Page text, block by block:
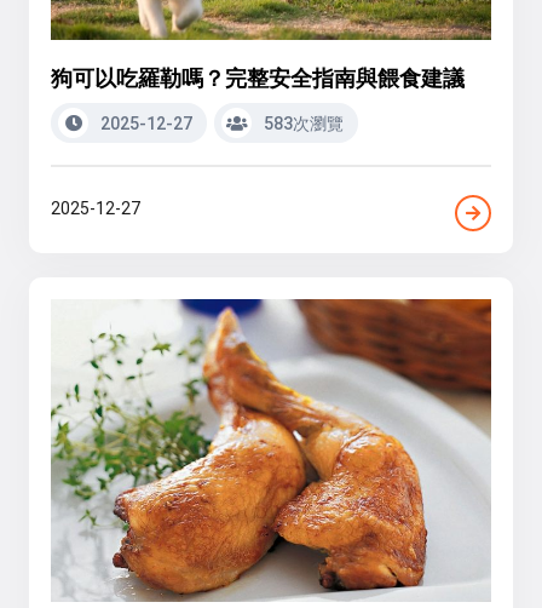
狗可以吃羅勒嗎？完整安全指南與餵食建議
2025-12-27 583次瀏覽
2025-12-27